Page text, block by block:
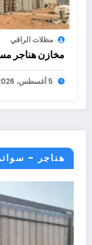
مظلات الراقي
مخازن هناجر
5 أغسطس، 2026
هناجر -